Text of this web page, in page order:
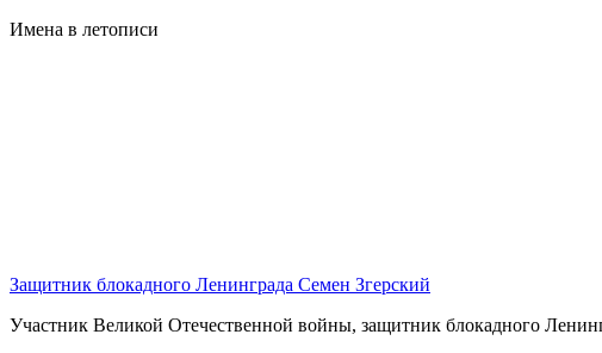
Имена в летописи
Защитник блокадного Ленинграда Семен Згерский
Участник Великой Отечественной войны, защитник блокадного